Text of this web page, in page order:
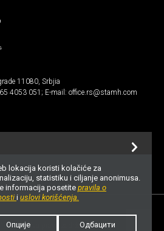
11080, Srbjia
4053 051 ; E-mail: office.rs@stamh.com
Sva prava zadržana!
lokacija koristi kolačiće za
statistiku i ciljanje anonimusa.
informacija posetite pravila o
i uslovi korišćenja.
Опције Одбацити